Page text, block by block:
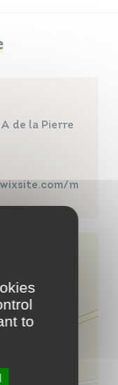
de la Pierre
m
to